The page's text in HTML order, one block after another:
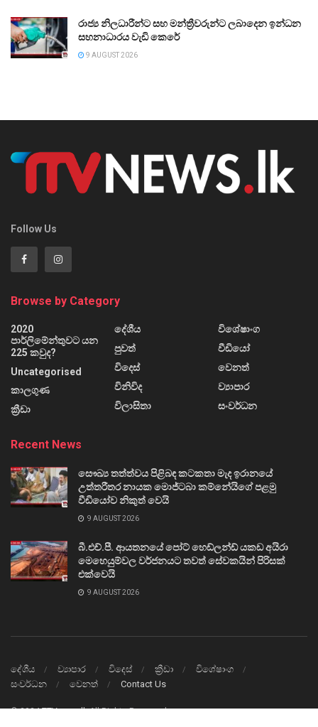
රාජ්‍ය නිලධාරීන්ට සහ මන්ත්‍රීවරුන්ට ලබාදෙන ඉන්ධන
සහනාධාරය වැඩි කෙරේ
9 AUGUST 2026
Follow Us
Browse by Category
2020
පාර්ලිමේන්තුවට යන
225 කවුද?
Uncategorised
කාලගුණ
ක්‍රීඩා
දේශීය
පුවත්
විදෙස්
විනිවිද
විලාසිතා
විශේෂාංග
වීඩියෝ
වෙනත්
ව්‍යාපාර
සංවර්ධන
Recent News
සෞඛ්‍ය තත්ත්වය පිළිබඳ කටකතා මැද ඉරානයේ
උත්තරීතර නායක මොජ්ටබා කම්නේයිගේ පළමු
වීඩියෝව නිකුත් වෙයි
9 AUGUST 2026
බී.එච්.පී. ආයතනයේ පෝට් හෙඩ්ලන්ඩ් යකඩ අයිරා
මෙහෙයුම්වල වර්ජනයට තවත් සේවකයින් පිරිසක්
එක්වෙයි
9 AUGUST 2026
දේශීය ව්‍යාපාර විදෙස් ක්‍රීඩා
විශේෂාංග
සංවර්ධන
වෙනත් Contact Us
© 2024TTVnews.lkAll Rights Reserved